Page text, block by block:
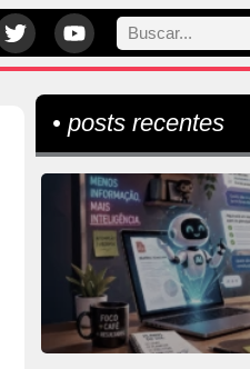
• posts recentes